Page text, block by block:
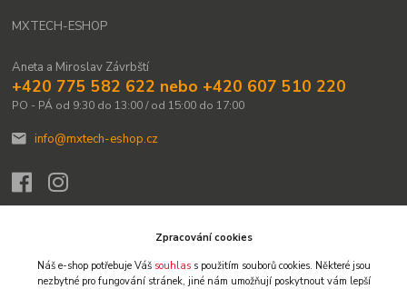
MXTECH-ESHOP
Aneta a Miroslav Závrbští
+420 775 582 622 nebo +420 607 510 220
PO - PÁ od 9:30 do 13:00 / od 15:00 do 17:00
info@mxtech-eshop.cz
Upravit sběr cookies.
Zpracování cookies
Náš e-shop potřebuje Váš souhlass použitím souborů cookies. Některé jsou
nezbytné pro fungování stránek, jiné nám umožňují poskytnout vám lepší